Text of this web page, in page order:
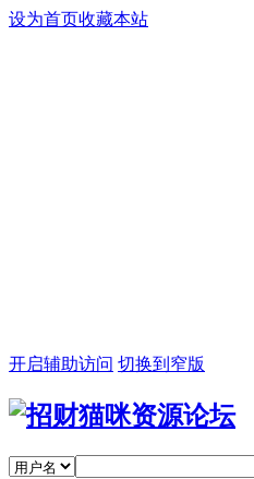
设为首页收藏本站
开启辅助访问 切换到窄版